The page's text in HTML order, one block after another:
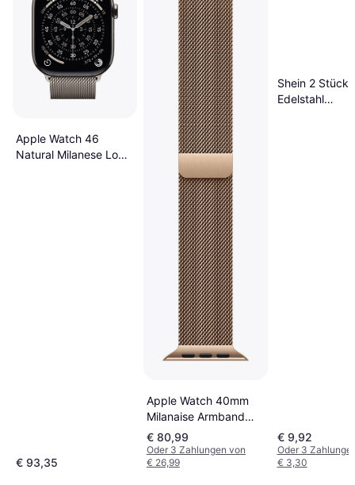
Apple Watch 46
Natural Milanese Loop
€ 93,35
Apple Watch 40mm
Milanaise Armband
Gold
€ 80,99
Oder 3 Zahlungen von
€ 26,99
Shein 2 Stücke
Edelstahl
€ 9,92
Oder 3
€ 3,30